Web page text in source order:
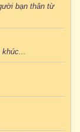
bạn thân từ
khúc...